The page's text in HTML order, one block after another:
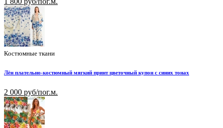
Костюмные ткани
Лён плательно-костюмный мягкий принт цветочный купон с синих тонах
2 000 руб/пог.м.